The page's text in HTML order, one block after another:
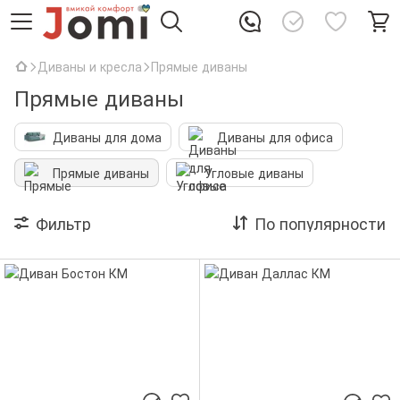
Диваны и кресла Прямые диваны
Прямые диваны
Диваны для дома
Диваны для офиса
Прямые диваны
Угловые диваны
Фильтр По популярности